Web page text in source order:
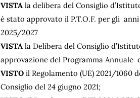
VISTA la delibera del Consiglio
è stato approvato il P.T.O.F. per gli
2025/2027
VISTA la Delibera del Consiglio
approvazione del Programma Annuale
VISTO il Regolamento (UE) 2021/1060
Consiglio del 24 giugno 2021;